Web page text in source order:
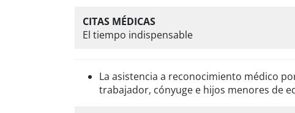
CITAS MÉDICAS
El tiempo indispensable
La asistencia a reconocimiento médico
trabajador, cónyuge e hijos menores de